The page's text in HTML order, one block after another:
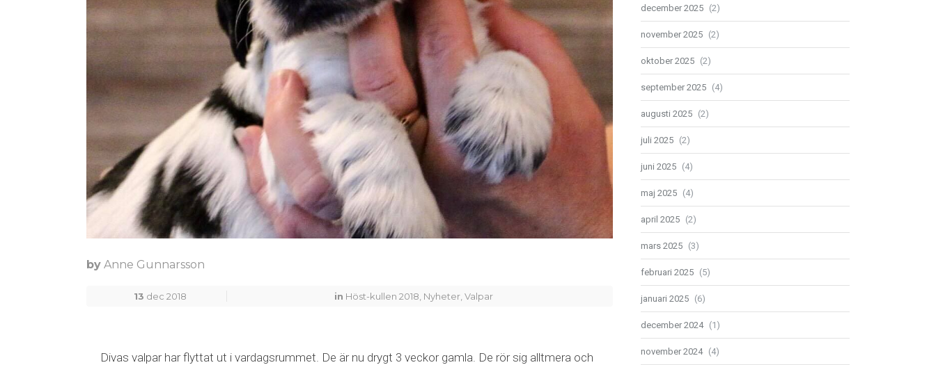
by Anne Gunnarsson
13 dec 2018 in Höst-kullen 2018 Nyheter Valpar
Divas valpar har flyttat ut i vardagsrummet. De är nu drygt 3 veckor gamla. De rör sig alltmera och
december 2025 (2)
november 2025 (2)
oktober 2025 (2)
september 2025 (4)
augusti 2025 (2)
juli 2025 (2)
juni 2025 (4)
maj 2025 (4)
april 2025 (2)
mars 2025 (3)
februari 2025 (5)
januari 2025 (6)
december 2024 (1)
november 2024 (4)